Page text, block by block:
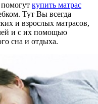
купить матрас
Тут Вы всегда
и взрослых матрасов,
и с их помощью
сна и отдыха.